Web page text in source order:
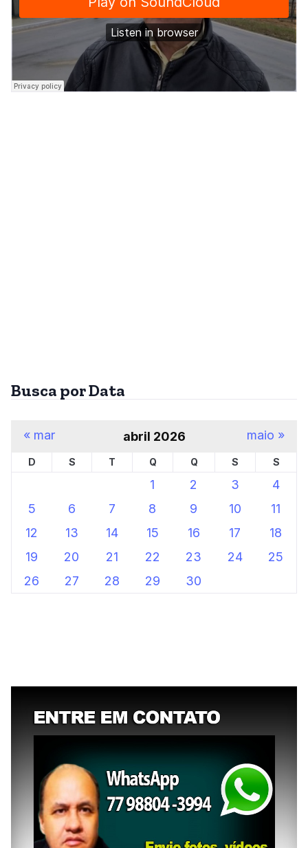
Busca por Data
abril 2026
D S T Q Q S S
1 2 3
4
5
6 7 8 9 10
11
12
13 14 15 16 17
18
19
20 21 22 23 24
25
26
27 28 29 30
« mar maio »